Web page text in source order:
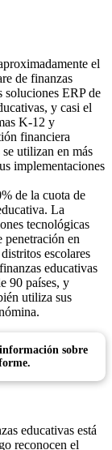
el
de finanzas
soluciones ERP de
y casi el
K-12 y
financiera
utilizan en más
implementaciones
de la cuota de
La
tecnológicas
penetración en
escolares
educativas
90 países, y
utiliza sus
sobre
educativas está
reconocen el